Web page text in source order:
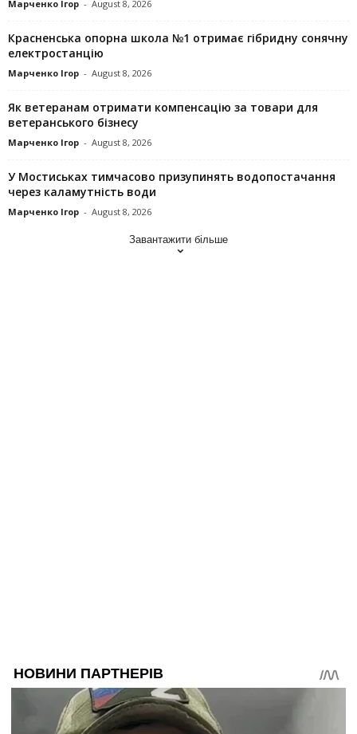
Марченко Ігор - August 8, 2026
Красненська опорна школа №1 отримає гібридну сонячну
електростанцію
Марченко Ігор - August 8, 2026
Як ветеранам отримати компенсацію за товари для
ветеранського бізнесу
Марченко Ігор - August 8, 2026
У Мостиськах тимчасово призупинять водопостачання
через каламутність води
Марченко Ігор - August 8, 2026
Завантажити більше